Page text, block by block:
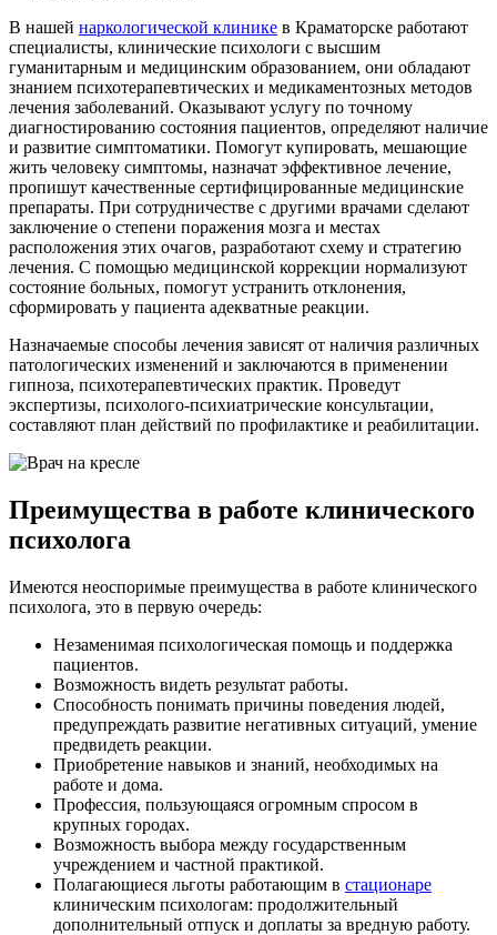
В нашей наркологической клинике в Краматорске работают
специалисты, клинические психологи с высшим
гуманитарным и медицинским образованием, они обладают
знанием психотерапевтических и медикаментозных методов
лечения заболеваний. Оказывают услугу по точному
диагностированию состояния пациентов, определяют наличие
и развитие симптоматики. Помогут купировать, мешающие
жить человеку симптомы, назначат эффективное лечение,
пропишут качественные сертифицированные медицинские
препараты. При сотрудничестве с другими врачами сделают
заключение о степени поражения мозга и местах
расположения этих очагов, разработают схему и стратегию
лечения. С помощью медицинской коррекции нормализуют
состояние больных, помогут устранить отклонения,
сформировать у пациента адекватные реакции.
Назначаемые способы лечения зависят от наличия различных
патологических изменений и заключаются в применении
гипноза, психотерапевтических практик. Проведут
экспертизы, психолого-психиатрические консультации,
составляют план действий по профилактике и реабилитации.
Преимущества в работе клинического
психолога
Имеются неоспоримые преимущества в работе клинического
психолога, это в первую очередь:
Незаменимая психологическая помощь и поддержка
пациентов.
Возможность видеть результат работы.
Способность понимать причины поведения людей,
предупреждать развитие негативных ситуаций, умение
предвидеть реакции.
Приобретение навыков и знаний, необходимых на
работе и дома.
Профессия, пользующаяся огромным спросом в
крупных городах.
Возможность выбора между государственным
учреждением и частной практикой.
Полагающиеся льготы работающим в стационаре
клиническим психологам: продолжительный
дополнительный отпуск и доплаты за вредную работу.